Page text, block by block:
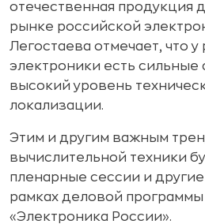
отечественная продукция
рынке российской
Легостаева отмечает, что у
электроники есть сильные
высокий уровень
локализации.
Этим и другим важным
вычислительной техники
пленарные сессии и
рамках деловой
«Электроника России».